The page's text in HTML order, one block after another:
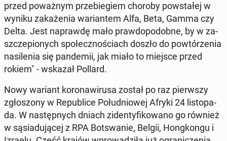
przed po­waż­nym prze­bie­giem choroby po­wsta­łej w
wyniku za­ka­że­nia wa­rian­tem Alfa, Beta, Gamma czy
Delta. Jest na­praw­dę mało praw­do­po­dob­ne, by w za­
szcze­pio­nych spo­łecz­no­ściach doszło do po­wtó­rze­nia
na­si­le­nia się pan­de­mii, jak miało to miejsce przed
rokiem" - wskazał Pollard.
Nowy wariant ko­ro­na­wi­ru­sa został po raz pierw­szy
zgło­szo­ny w Re­pu­bli­ce Po­łu­dnio­wej Afryki 24 li­sto­pa­
da. W na­stęp­nych dniach zi­den­ty­fi­ko­wa­no go również
w są­sia­du­ją­cej z RPA Bot­swa­nie, Belgii, Hong­kon­gu i